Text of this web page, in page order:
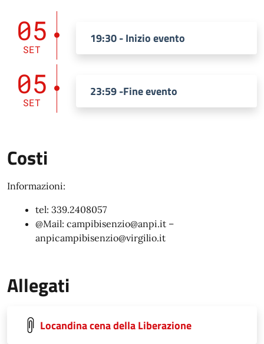
05
SET
19:30 - Inizio evento
05
SET
23:59 -Fine evento
Costi
Informazioni:
tel: 339.2408057
@Mail: campibisenzio@anpi.it –
anpicampibisenzio@virgilio.it
Allegati
Locandina cena della Liberazione